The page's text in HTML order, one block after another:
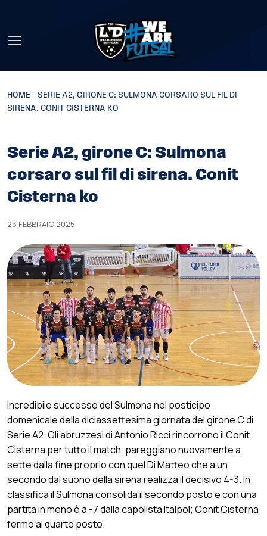
HOME
SERIE A2, GIRONE C: SULMONA CORSARO SUL FIL DI
SIRENA. CONIT CISTERNA KO
Serie A2, girone C: Sulmona
corsaro sul fil di sirena. Conit
Cisterna ko
23 FEBBRAIO 2025
Incredibile successo del Sulmona nel posticipo
domenicale della diciassettesima giornata del girone C di
Serie A2. Gli abruzzesi di Antonio Ricci rincorrono il Conit
Cisterna per tutto il match, pareggiano nuovamente a
sette dalla fine proprio con quel Di Matteo che a un
secondo dal suono della sirena realizza il decisivo 4-3. In
classifica il Sulmona consolida il secondo posto e con una
partita in meno è a -7 dalla capolista Italpol; Conit Cisterna
fermo al quarto posto.